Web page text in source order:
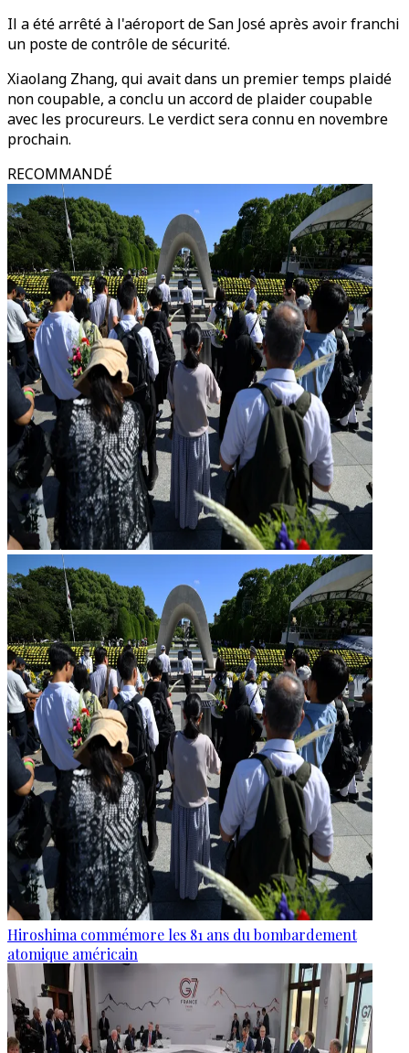
Il a été arrêté à l'aéroport de San José après avoir franchi
un poste de contrôle de sécurité.
Xiaolang Zhang, qui avait dans un premier temps plaidé
non coupable, a conclu un accord de plaider coupable
avec les procureurs. Le verdict sera connu en novembre
prochain.
RECOMMANDÉ
Hiroshima commémore les 81 ans du bombardement
atomique américain